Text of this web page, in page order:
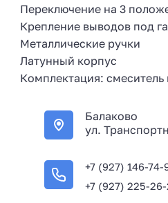
Переключение на 3
Крепление выводов под
Металлические ручки
Латунный корпус
Комплектация: смеситель
Балаково
ул.
+7 (927) 146-74-
+7 (927) 225-